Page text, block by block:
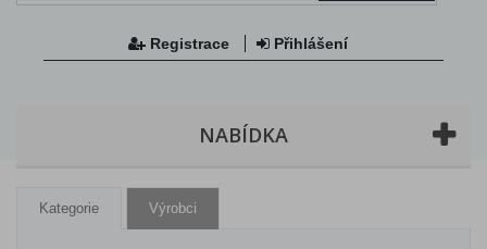
Registrace Přihlášení
NABÍDKA
Kategorie Výrobci